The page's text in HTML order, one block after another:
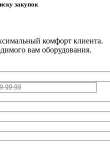
закупок
комфорт клиента.
вам оборудования.